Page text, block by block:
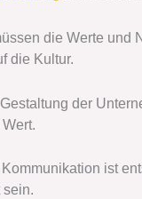
die Werte und
die Kultur.
der
ist
sein.